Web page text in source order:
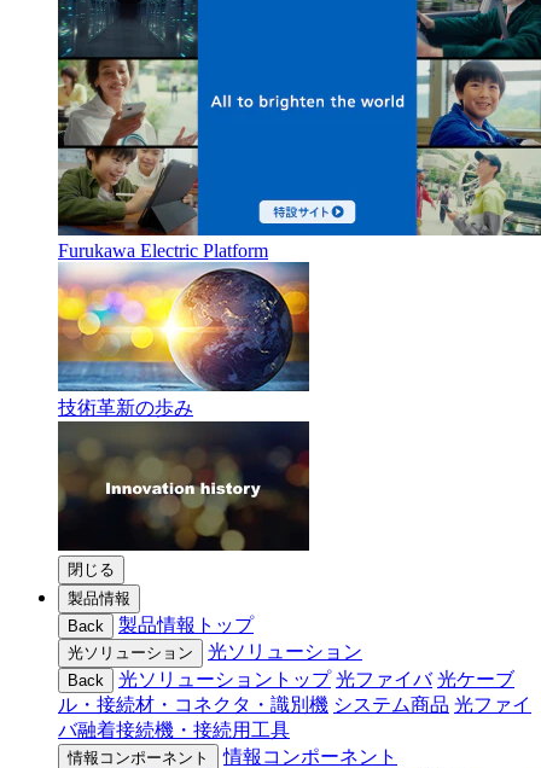
Furukawa Electric Platform
技術革新の歩み
閉じる
製品情報
Back
製品情報トップ
光ソリューション 光ソリューション
Back 光ソリューショントップ 光ファイバ 光ケーブ
ル・接続材・コネクタ・識別機 システム商品 光ファイ
バ融着接続機・接続用工具
情報コンポーネント 情報コンポーネント